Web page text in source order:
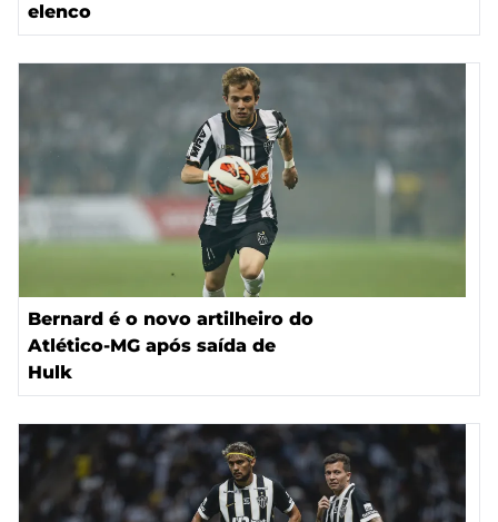
elenco
Bernard é o novo artilheiro do
Atlético-MG após saída de
Hulk